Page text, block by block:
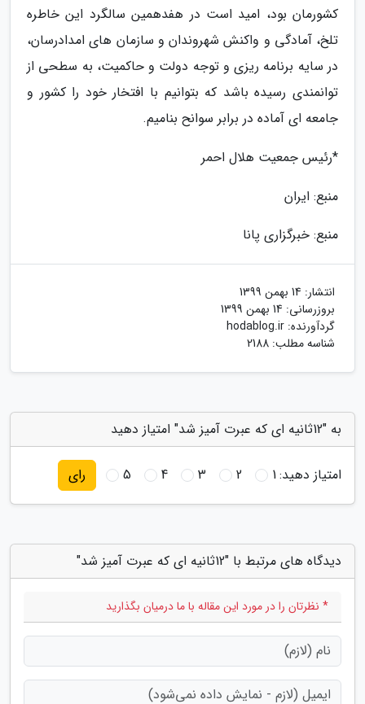
کشورمان بود، امید است در هفدهمین سالگرد این خاطره
تلخ، آمادگی و واکنش شهروندان و سازمان های امدادرسان،
در سایه برنامه ریزی و توجه دولت و حاکمیت، به سطحی از
توانمندی رسیده باشد که بتوانیم با افتخار خود را کشور و
جامعه ای آماده در برابر سوانح بنامیم.
*رئیس جمعیت هلال احمر
منبع: ایران
منبع: خبرگزاری پانا
انتشار: 14 بهمن 1399
بروزرسانی: 14 بهمن 1399
گردآورنده: hodablog.ir
شناسه مطلب: 2188
به "12ثانیه ای که عبرت آمیز شد" امتیاز دهید
امتیاز دهید:1
2
3
4
5 رای
دیدگاه های مرتبط با "12ثانیه ای که عبرت آمیز شد"
* نظرتان را در مورد این مقاله با ما درمیان بگذارید